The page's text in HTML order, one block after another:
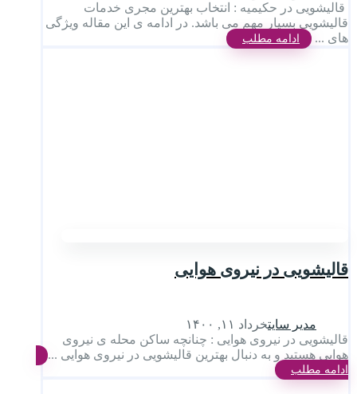
قالیشویی در حکیمیه : انتخاب بهترین مجری خدمات
قالیشویی بسیار مهم می باشد. در ادامه ی این مقاله ویژگی
های ...
ادامه مطلب
قالیشویی در نیروی هوایی
مدیر سایتخرداد ۱۱, ۱۴۰۰
قالیشویی در نیروی هوایی : چنانچه ساکن محله ی نیروی
هوایی هستید و به دنبال بهترین قالیشویی در نیروی هوایی ...
ادامه مطلب